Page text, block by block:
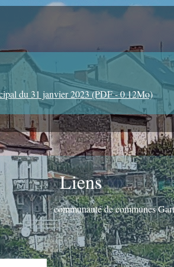
du 31 janvier 2023 (PDF - 0.12Mo)
Liens
communauté de communes